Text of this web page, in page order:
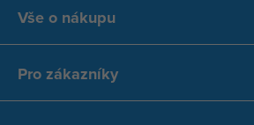
Vše o nákupu
Pro zákazníky